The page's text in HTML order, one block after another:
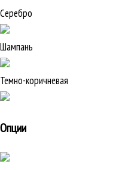
Серебро
Шампань
Темно-коричневая
Опции